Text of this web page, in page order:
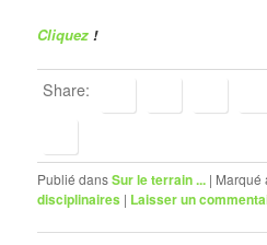
Cliquez !
Share:
Publié dansSur le terrain ... | Marqué
disciplinaires | Laisser un